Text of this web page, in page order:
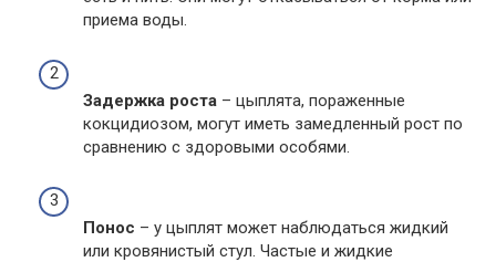
приема воды.
Задержка роста – цыплята, пораженные
кокцидиозом, могут иметь замедленный рост по
сравнению с здоровыми особями.
Понос – у цыплят может наблюдаться жидкий
или кровянистый стул. Частые и жидкие